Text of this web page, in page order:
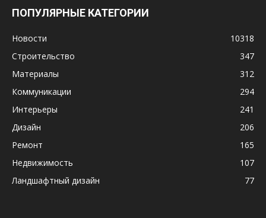
ПОПУЛЯРНЫЕ КАТЕГОРИИ
Новости
10318
Строительство
347
Материалы
312
Коммуникации
294
Интерьеры
241
Дизайн
206
Ремонт
165
Недвижимость
107
Ландшафтный дизайн
77